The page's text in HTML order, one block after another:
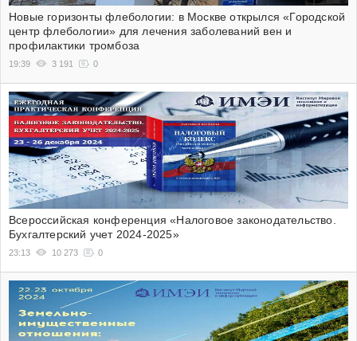
Новые горизонты флебологии: в Москве открылся «Городской
центр флебологии» для лечения заболеваний вен и
профилактики тромбоза
19:39 3 191 0
Всероссийская конференция «Налоговое законодательство.
Бухгалтерский учет 2024-2025»
23:13 10 273 0